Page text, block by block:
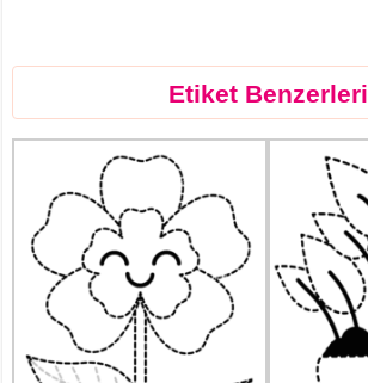
Etiket Benzerleri